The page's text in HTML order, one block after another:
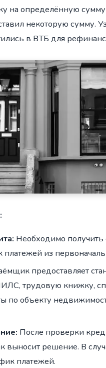
на определённую
некоторую сумму.
в ВТБ для
Необходимо получить
из
предоставляет
трудовую книжку,
по объекту
После проверки
выносит решение. В
платежей.